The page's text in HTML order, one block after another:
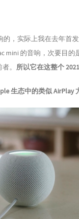
的，实际上我在去年首
mini 的音响，次要目
。 所以它在这整个
生态中的类似 AirPlay